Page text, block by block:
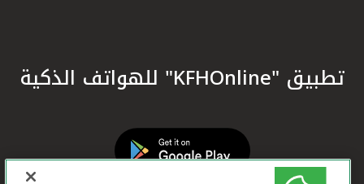
تطبيق "KFHOnline" للهواتف الذكية